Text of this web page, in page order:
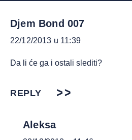
Djem Bond 007
22/12/2013 u 11:39
Da li će ga i ostali slediti?
REPLY
Aleksa